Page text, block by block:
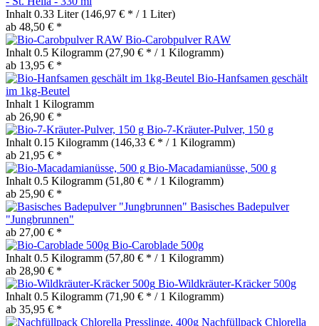
Inhalt 0.33 Liter(146,97 € * / 1 Liter)
ab 48,50 € *
Bio-Carobpulver RAW
Inhalt 0.5 Kilogramm (27,90 € * / 1 Kilogramm)
ab 13,95 € *
Bio-Hanfsamen geschält
im 1kg-Beutel
Inhalt 1 Kilogramm
ab 26,90 € *
Bio-7-Kräuter-Pulver, 150 g
Inhalt 0.15 Kilogramm (146,33 € * / 1 Kilogramm)
ab 21,95 € *
Bio-Macadamianüsse, 500 g
Inhalt 0.5 Kilogramm (51,80 € * / 1 Kilogramm)
ab 25,90 € *
Basisches Badepulver
"Jungbrunnen"
ab 27,00 € *
Bio-Caroblade 500g
Inhalt 0.5 Kilogramm (57,80 € * / 1 Kilogramm)
ab 28,90 € *
Bio-Wildkräuter-Kräcker 500g
Inhalt 0.5 Kilogramm (71,90 € * / 1 Kilogramm)
ab 35,95 € *
Nachfüllpack Chlorella